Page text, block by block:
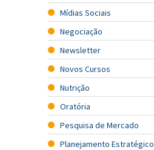
Mídias Sociais
Negociação
Newsletter
Novos Cursos
Nutrição
Oratória
Pesquisa de Mercado
Planejamento Estratégico